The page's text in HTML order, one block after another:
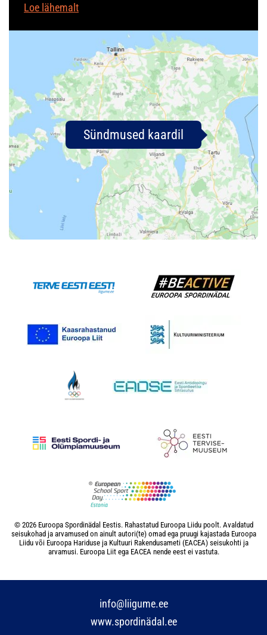
Loe lähemalt
Sündmused kaardil
© 2026 Euroopa Spordinädal Eestis. Rahastatud Euroopa Liidu poolt. Avaldatud
seisukohad ja arvamused on ainult autori(te) omad ega pruugi kajastada Euroopa
Liidu või Euroopa Hariduse ja Kultuuri Rakendusameti (EACEA) seisukohti ja
arvamusi. Euroopa Liit ega EACEA nende eest ei vastuta.
info@liigume.ee
www.spordinädal.ee